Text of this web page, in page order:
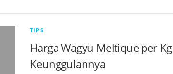
TIPS
Harga Wagyu Meltique per
Keunggulannya